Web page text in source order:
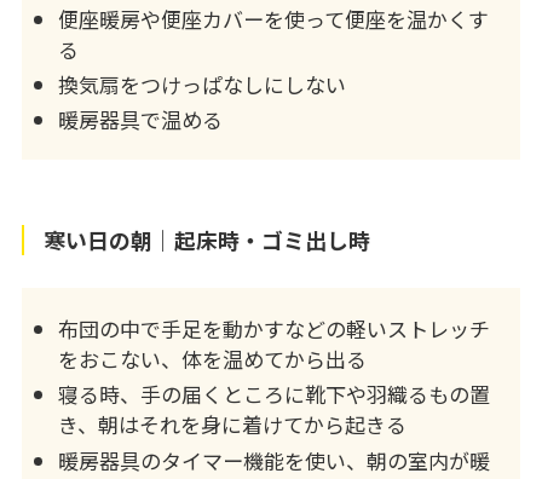
便座暖房や便座カバーを使って便座を温かくす
る
換気扇をつけっぱなしにしない
暖房器具で温める
寒い日の朝｜起床時・ゴミ出し時
布団の中で手足を動かすなどの軽いストレッチ
をおこない、体を温めてから出る
寝る時、手の届くところに靴下や羽織るもの置
き、朝はそれを身に着けてから起きる
暖房器具のタイマー機能を使い、朝の室内が暖